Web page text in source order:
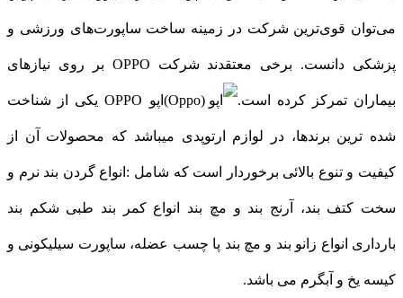
می‌توان قوی‌ترین شرکت در زمینه ساخت ساپورت‌های ورزشی و
پزشکی دانست. برخی معتقدند شرکت OPPO بر روی نیازهای
بیماران تمرکز کرده است. اپو OPPO یکی از شناخت
شده ترین برندها، در لوازم ارتوپدی میباشد که محصولات آن از
کیفیت و تنوع بالائی برخوردار است که شامل :انواع گردن بند نرم و
سخت کتف بند، آرنج بند و مچ بند انواع کمر بند طبی شکم بند
بارداری انواع زانو بند و مچ بند پا چسب عضله، ساپورت سیلیکونی و
کیسه یخ و آبگرم می باشد.